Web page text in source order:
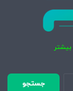
بیشتر
جستجو
برای: